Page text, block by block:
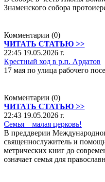
Знаменского собора
Комментарии (0)
ЧИТАТЬ СТАТЬЮ >>
22:45 19.05.2026 г.
Крестный ход в р.п. Ардатов
17 мая по улица рабочего
Комментарии (0)
ЧИТАТЬ СТАТЬЮ >>
22:43 19.05.2026 г.
Семья – малая церковь!
В преддверии
священнослужитель и
метрических книг до
означает семья для